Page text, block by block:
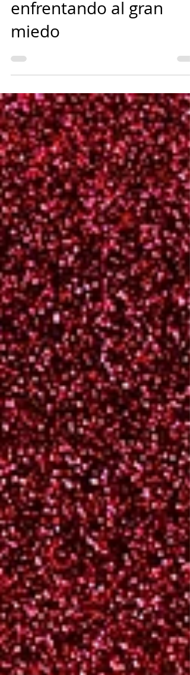
El Viaje del Héroe en la
enfrentando al gran
miedo